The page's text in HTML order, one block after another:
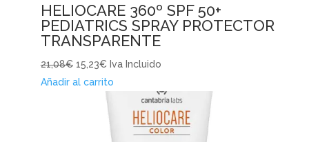
HELIOCARE 360º SPF 50+
PEDIATRICS SPRAY PROTECTOR
TRANSPARENTE
21,08€ 15,23€ Iva Incluido
Añadir al carrito